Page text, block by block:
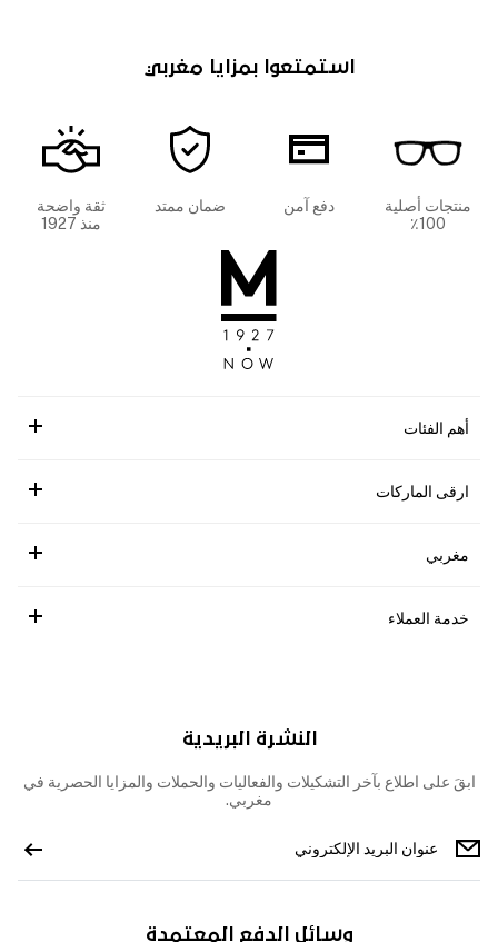
استمتعوا بمزايا مغربي
منتجات أصلية
100٪
دفع آمن ضمان ممتد
ثقة واضحة
منذ 1927
أهم الفئات
ارقى الماركات
مغربي
خدمة العملاء
النشرة البريدية
ابقَ على اطلاع بآخر التشكيلات والفعاليات والحملات والمزايا الحصرية في
مغربي.
وسائل الدفع المعتمدة